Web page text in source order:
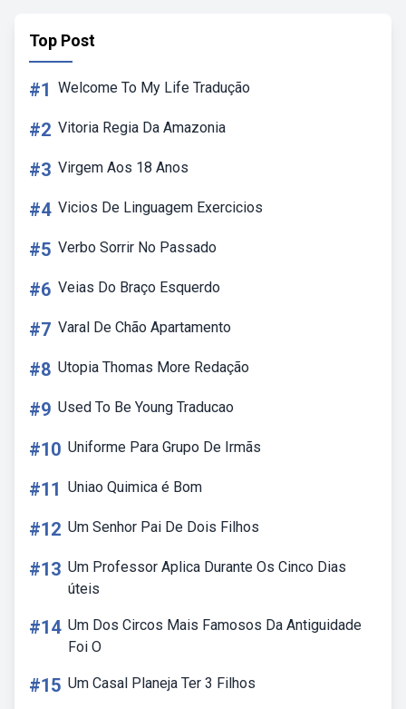
Top Post
#1 Welcome To My Life Tradução
#2 Vitoria Regia Da Amazonia
#3 Virgem Aos 18 Anos
#4 Vicios De Linguagem Exercicios
#5 Verbo Sorrir No Passado
#6 Veias Do Braço Esquerdo
#7 Varal De Chão Apartamento
#8 Utopia Thomas More Redação
#9 Used To Be Young Traducao
#10 Uniforme Para Grupo De Irmãs
#11 Uniao Quimica é Bom
#12 Um Senhor Pai De Dois Filhos
#13 Um Professor Aplica Durante Os Cinco Dias
úteis
#14 Um Dos Circos Mais Famosos Da Antiguidade
Foi O
#15 Um Casal Planeja Ter 3 Filhos